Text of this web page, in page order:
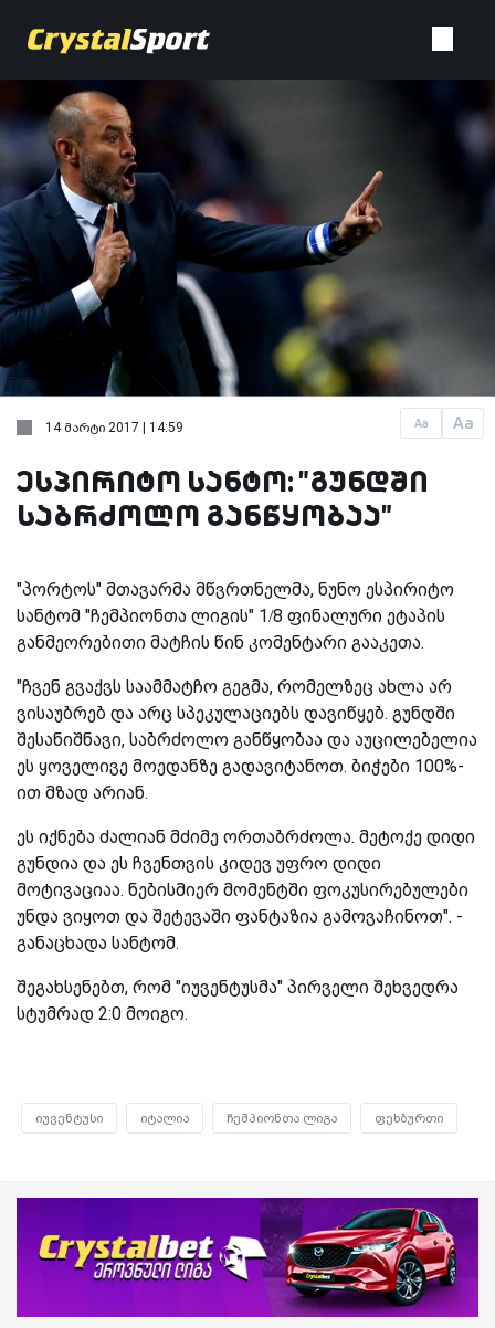
Aa Aa
14 მარტი 2017 | 14:59
ესპირიტო სანტო: "გუნდში
საბრძოლო განწყობაა"
"პორტოს" მთავარმა მწვრთნელმა, ნუნო ესპირიტო
სანტომ "ჩემპიონთა ლიგის" 1/8 ფინალური ეტაპის
განმეორებითი მატჩის წინ კომენტარი გააკეთა.
"ჩვენ გვაქვს საამმატჩო გეგმა, რომელზეც ახლა არ
ვისაუბრებ და არც სპეკულაციებს დავიწყებ. გუნდში
შესანიშნავი, საბრძოლო განწყობაა და აუცილებელია
ეს ყოველივე მოედანზე გადავიტანოთ. ბიჭები 100%-
ით მზად არიან.
ეს იქნება ძალიან მძიმე ორთაბრძოლა. მეტოქე დიდი
გუნდია და ეს ჩვენთვის კიდევ უფრო დიდი
მოტივაციაა. ნებისმიერ მომენტში ფოკუსირებულები
უნდა ვიყოთ და შეტევაში ფანტაზია გამოვაჩინოთ". -
განაცხადა სანტომ.
შეგახსენებთ, რომ "იუვენტუსმა" პირველი შეხვედრა
სტუმრად 2:0 მოიგო.
იუვენტუსი იტალია ჩემპიონთა ლიგა ფეხბურთი